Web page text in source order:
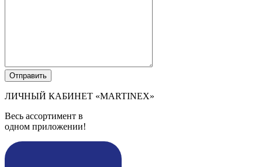
ЛИЧНЫЙ КАБИНЕТ «MARTINEX»
Весь ассортимент в
одном приложении!